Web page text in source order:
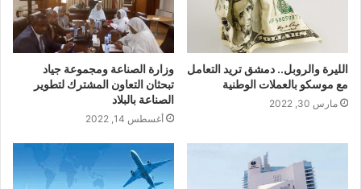
الليرة والروبل.. دمشق تريد التعامل
مع موسكو بالعملات الوطنية
مارس 30, 2022
وزارة الصناعة ومجموعة جياد
تبحثان التعاون المشترك لتطوير
الصناعة بالبلاد
أغسطس 14, 2022